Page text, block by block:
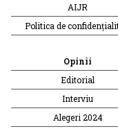
AIJR
Politica de
Opinii
Editorial
Interviu
Alegeri 2024